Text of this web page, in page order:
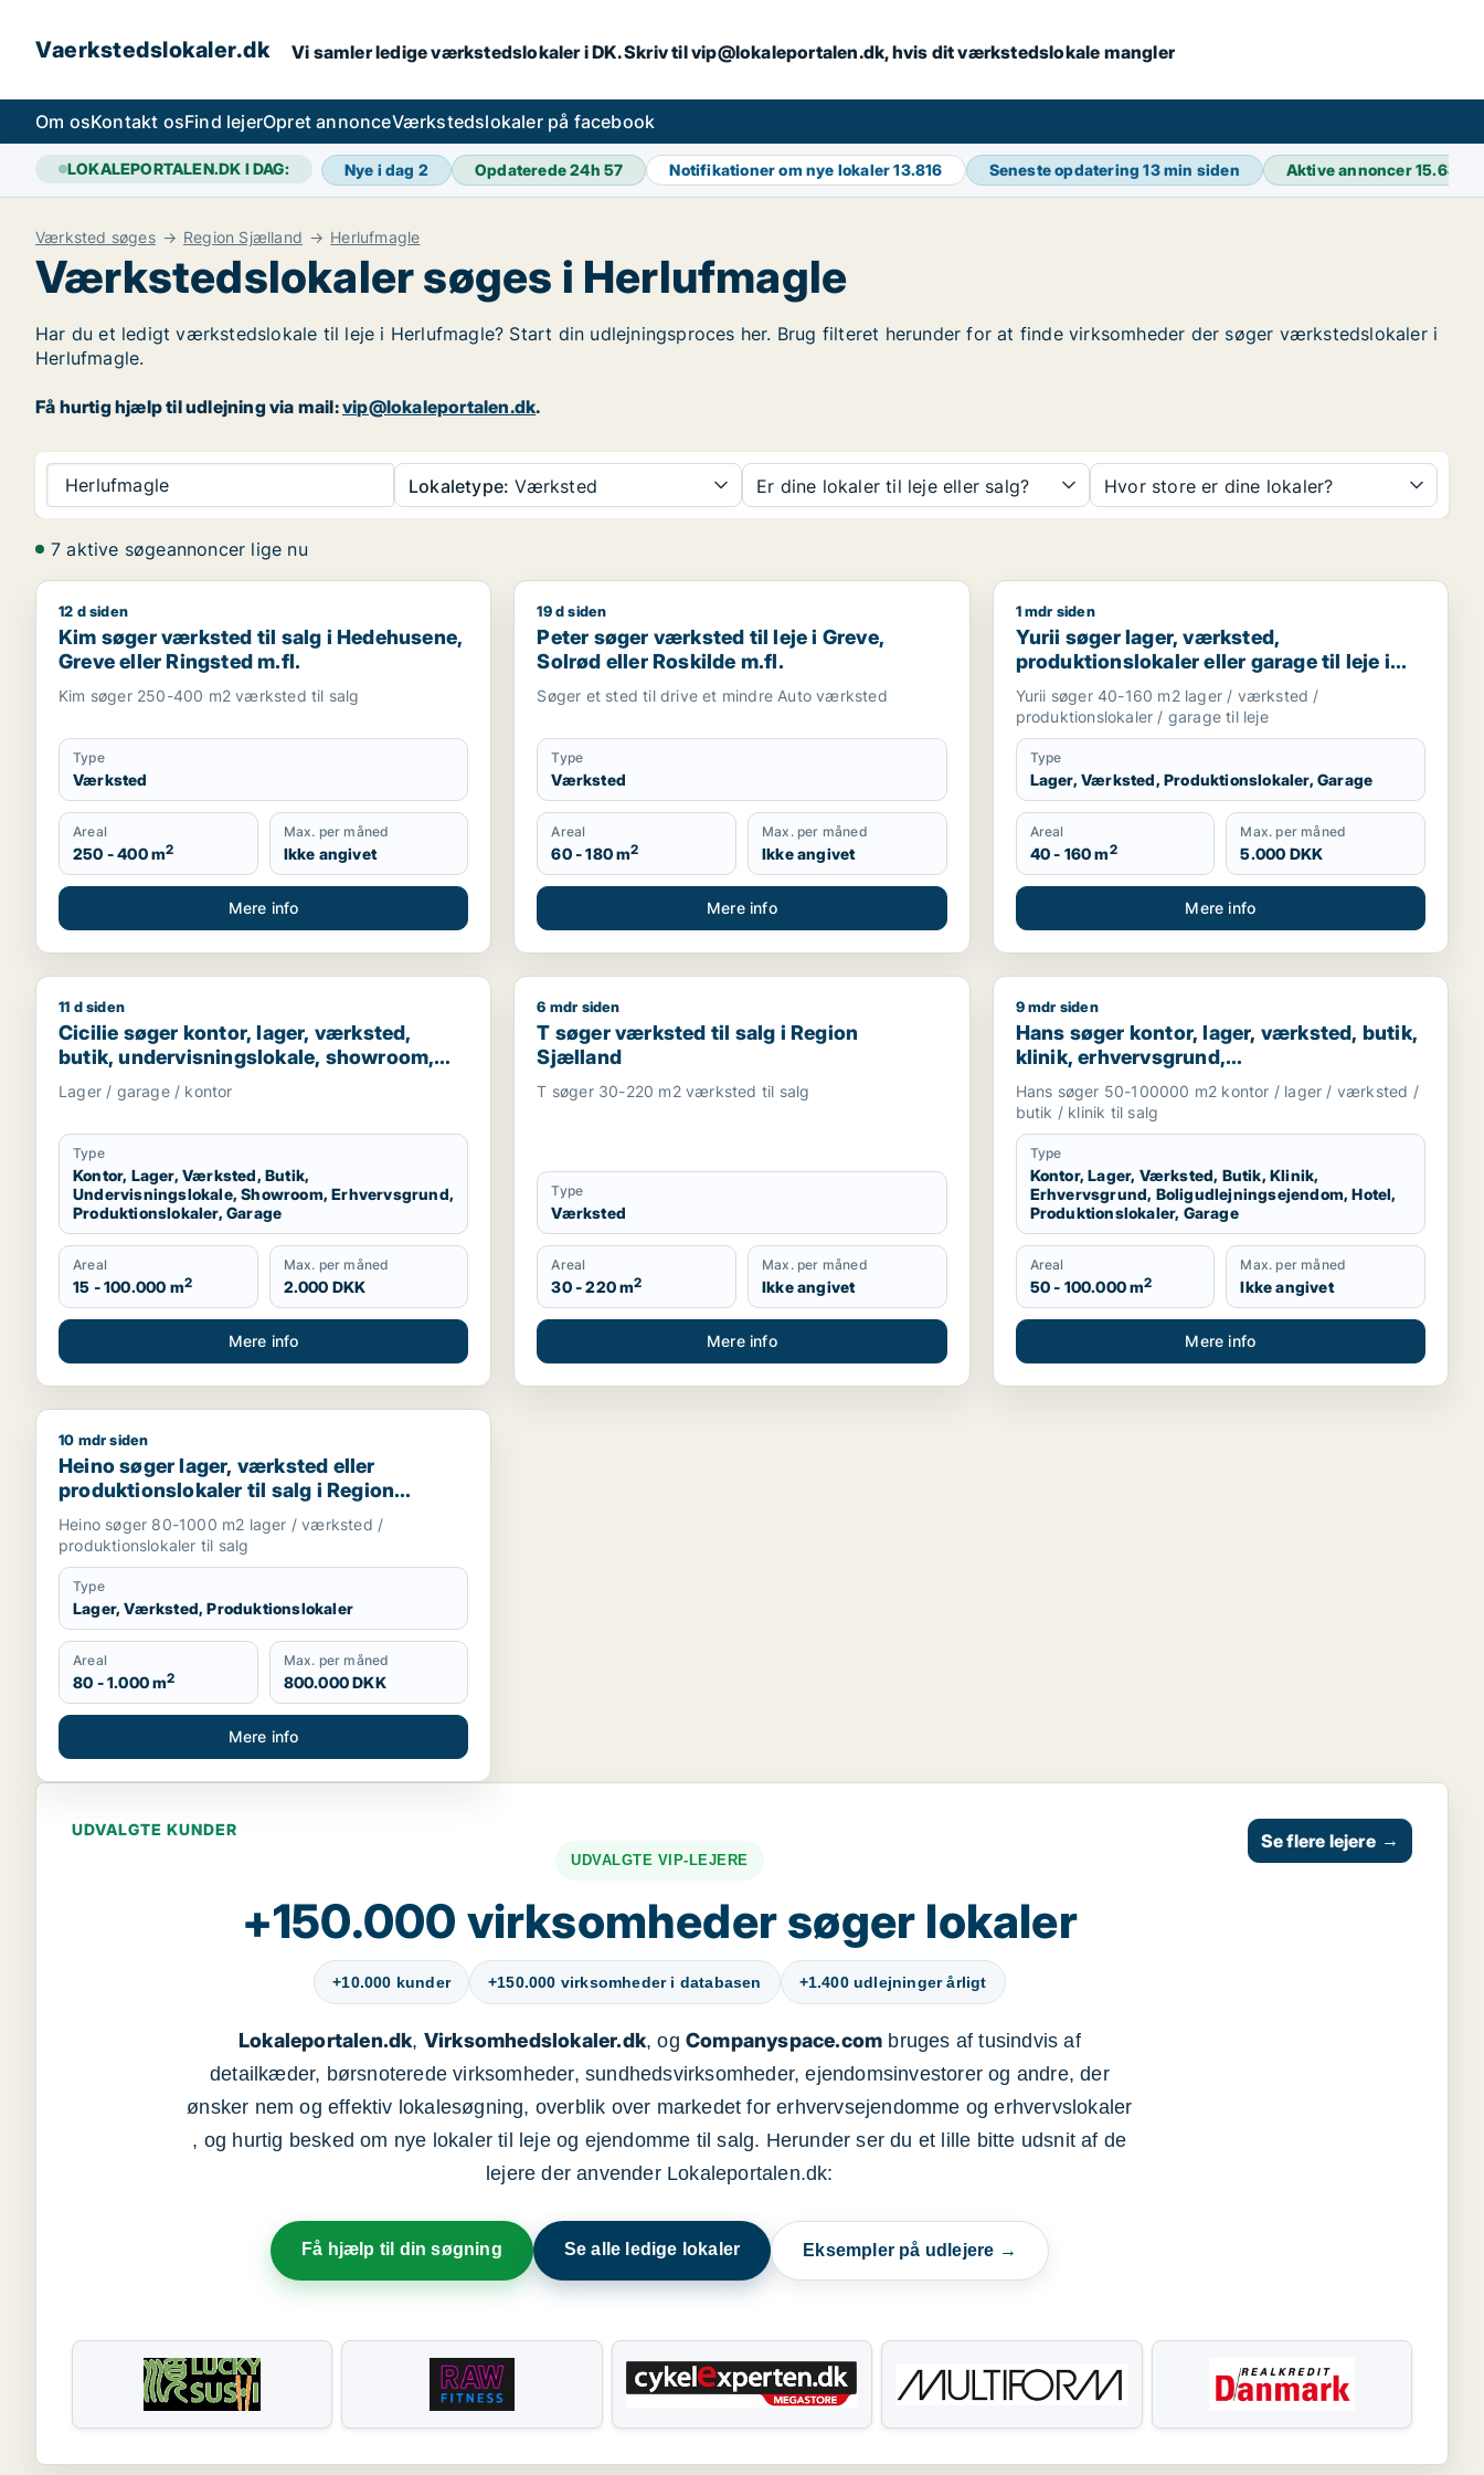
Vaerkstedslokaler.dk Vi samler ledige værkstedslokaler i DK. Skriv til vip@lokaleportalen.dk, hvis dit værkstedslokale mangler
Om osKontakt osFind lejerOpret annonceVærkstedslokaler på facebook
LOKALEPORTALEN.DK I DAG: Nye i dag 2 Opdaterede 24h57 Notifikationer om nye lokaler13.816 Seneste opdatering13 min siden Aktive annoncer15.689
Værksted søges Region Sjælland Herlufmagle
Værkstedslokaler søges i Herlufmagle
Har du et ledigt værkstedslokale til leje i Herlufmagle? Start din udlejningsproces her. Brug filteret herunder for at finde virksomheder der søger værkstedslokaler i
Herlufmagle.
Få hurtig hjælp til udlejning via mail:vip@lokaleportalen.dk.
Herlufmagle Lokaletype: Værksted Er dine lokaler til leje eller salg? Hvor store er dine lokaler?
7 aktive søgeannoncer lige nu
Kim søger værksted til salg i Hedehusene, Greve eller Ringsted m.fl.
12 d siden
Kim søger værksted til salg i Hedehusene,
Greve eller Ringsted m.fl.
Kim søger 250-400 m2 værksted til salg
Type
Værksted
Areal
250 - 400 m2
Max. per måned
Ikke angivet
Mere info
Peter søger værksted til leje i Greve, Solrød eller Roskilde m.fl.
19 d siden
Peter søger værksted til leje i Greve,
Solrød eller Roskilde m.fl.
Søger et sted til drive et mindre Auto værksted
Type
Værksted
Areal
60 - 180 m2
Max. per måned
Ikke angivet
Mere info
Yurii søger lager, værksted, produktionslokaler eller
1 mdr siden
Yurii søger lager, værksted,
produktionslokaler eller garage til leje i
Region Sjælland
Yurii søger 40-160 m2 lager / værksted /
produktionslokaler / garage til leje
Type
Lager, Værksted, Produktionslokaler, Garage
Areal
40 - 160 m2
Max. per måned
5.000 DKK
Mere info
Cicilie søger kontor, lager, værksted, butik, undervisningslokale, showroom, erhvervsgrund, produktionslokaler eller garage til leje i Region Sjælland eller
11 d siden
Cicilie søger kontor, lager, værksted,
butik, undervisningslokale, showroom,
erhvervsgrund, produktionslokaler eller
garage til leje i Region Sjælland eller
Nordsjælland
Lager / garage / kontor
Type
Kontor, Lager, Værksted, Butik,
Undervisningslokale, Showroom, Erhvervsgrund,
Produktionslokaler, Garage
Areal
15 - 100.000 m2
Max. per måned
2.000 DKK
Mere info
T søger værksted til salg i Region Sjælland
6 mdr siden
T søger værksted til salg i Region
Sjælland
T søger 30-220 m2 værksted til salg
Type
Værksted
Areal
30 - 220 m2
Max. per måned
Ikke angivet
Mere info
Hans søger kontor, lager, værksted, butik, klinik,
9 mdr siden
Hans søger kontor, lager, værksted, butik,
klinik, erhvervsgrund,
boligudlejningsejendom, hotel,
produktionslokaler eller garage til salg i
Region Sjælland
Hans søger 50-100000 m2 kontor / lager / værksted /
butik / klinik til salg
Type
Kontor, Lager, Værksted, Butik, Klinik,
Erhvervsgrund, Boligudlejningsejendom, Hotel,
Produktionslokaler, Garage
Areal
50 - 100.000 m2
Max. per måned
Ikke angivet
Mere info
Heino søger lager, værksted eller produktionslokaler til salg i Region Sjælland
10 mdr siden
Heino søger lager, værksted eller
produktionslokaler til salg i Region
Sjælland
Heino søger 80-1000 m2 lager / værksted /
produktionslokaler til salg
Type
Lager, Værksted, Produktionslokaler
Areal
80 - 1.000 m2
Max. per måned
800.000 DKK
Mere info
UDVALGTE KUNDER
UDVALGTE VIP-LEJERE
+150.000 virksomheder søger lokaler
+10.000 kunder +150.000 virksomheder i databasen +1.400 udlejninger årligt
Lokaleportalen.dk, Virksomhedslokaler.dk, og Companyspace.com bruges af tusindvis af
detailkæder, børsnoterede virksomheder, sundhedsvirksomheder, ejendomsinvestorer og andre, der
ønsker nem og effektiv lokalesøgning, overblik over markedet for erhvervsejendomme og erhvervslokaler
, og hurtig besked om nye lokaler til leje og ejendomme til salg. Herunder ser du et lille bitte udsnit af de
lejere der anvender Lokaleportalen.dk:
Få hjælp til din søgning Se alle ledige lokaler Eksempler på udlejere →
Se flere lejere →